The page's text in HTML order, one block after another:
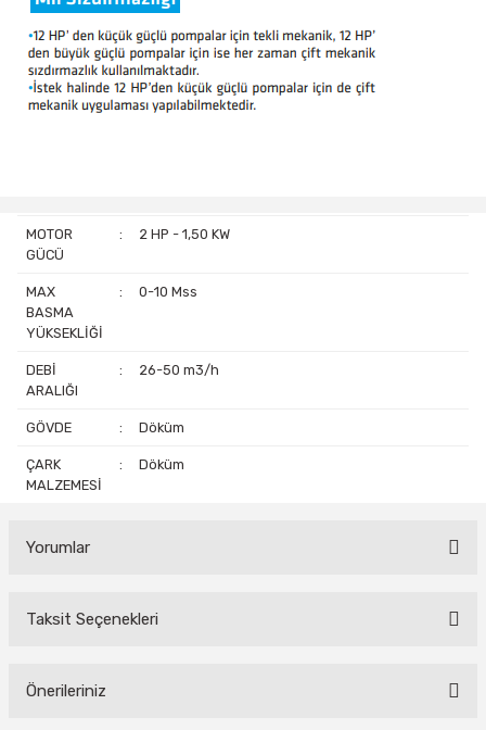
MOTOR
GÜCÜ
: 2 HP - 1,50 KW
MAX
BASMA
YÜKSEKLİĞİ
: 0-10 Mss
DEBİ
ARALIĞI
: 26-50 m3/h
GÖVDE : Döküm
ÇARK
MALZEMESİ
: Döküm
Yorumlar
Bu ürüne ilk yorumu siz yapın!
Taksit Seçenekleri
Önerileriniz